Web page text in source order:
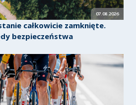
07.08.2026
całkowicie zamknięte.
bezpieczeństwa